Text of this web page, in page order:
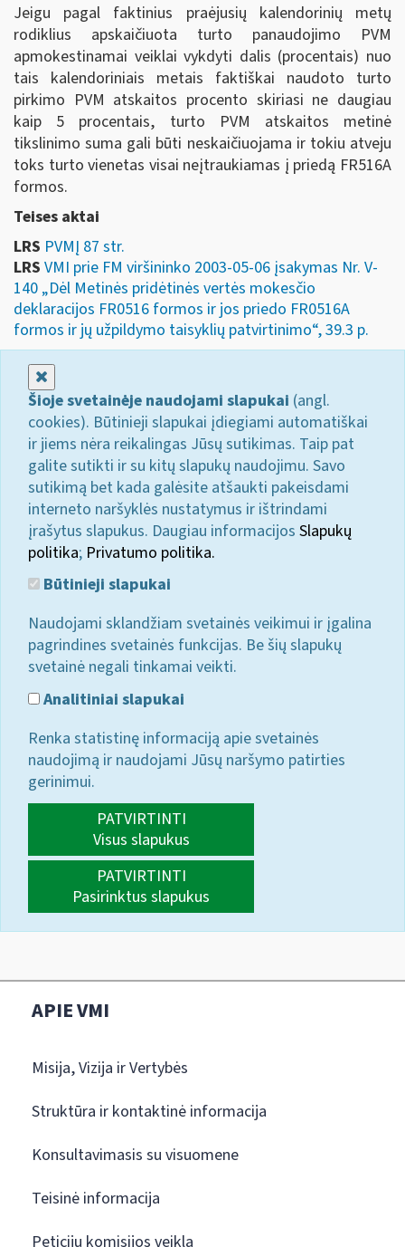
Jeigu pagal faktinius praėjusių kalendorinių metų
rodiklius apskaičiuota turto panaudojimo PVM
apmokestinamai veiklai vykdyti dalis (procentais) nuo
tais kalendoriniais metais faktiškai naudoto turto
pirkimo PVM atskaitos procento skiriasi ne daugiau
kaip 5 procentais, turto PVM atskaitos metinė
tikslinimo suma gali būti neskaičiuojama ir tokiu atveju
toks turto vienetas visai neįtraukiamas į priedą FR516A
formos.
Teises aktai
LRS PVMĮ 87 str.
LRS VMI prie FM viršininko 2003-05-06 įsakymas Nr. V-
140 „Dėl Metinės pridėtinės vertės mokesčio
deklaracijos FR0516 formos ir jos priedo FR0516A
formos ir jų užpildymo taisyklių patvirtinimo“, 39.3 p.
Šioje svetainėje naudojami slapukai (angl.
cookies). Būtinieji slapukai įdiegiami automatiškai
ir jiems nėra reikalingas Jūsų sutikimas. Taip pat
galite sutikti ir su kitų slapukų naudojimu. Savo
sutikimą bet kada galėsite atšaukti pakeisdami
interneto naršyklės nustatymus ir ištrindami
įrašytus slapukus. Daugiau informacijos Slapukų
politika; Privatumo politika.
Būtinieji slapukai
Naudojami sklandžiam svetainės veikimui ir įgalina
pagrindines svetainės funkcijas. Be šių slapukų
svetainė negali tinkamai veikti.
Analitiniai slapukai
Renka statistinę informaciją apie svetainės
naudojimą ir naudojami Jūsų naršymo patirties
gerinimui.
PATVIRTINTI
Visus slapukus
PATVIRTINTI
Pasirinktus slapukus
APIE VMI
Misija, Vizija ir Vertybės
Struktūra ir kontaktinė informacija
Konsultavimasis su visuomene
Teisinė informacija
Peticijų komisijos veikla